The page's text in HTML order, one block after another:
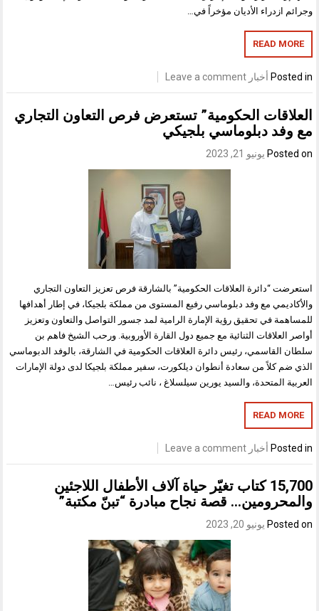
وجرائم ازدراء الأديان مؤخراً في…
READ MORE
Posted in أخبار Leave a comment
العلاقات الحكومية” تستعرض فرص التعاون التجاري
مع وفد دبلوماسي بلجيكي
Posted on يونيو 21, 2023
استعرضت “دائرة العلاقات الحكومية” بالشارقة فرص تعزيز التعاون التجاري
والأكاديمي مع وفد دبلوماسي رفيع المستوى من مملكة بلجيكا، في إطار أهدافها
للمساهمة في تحقيق رؤية الإمارة الرامية لمد جسور التواصل والتعاون وتعزيز
أواصر العلاقات الثنائية مع جميع دول القارة الأوروبية. ورحب الشيخ فاهم بن
سلطان القاسمي، رئيس دائرة العلاقات الحكومية في الشارقة، بالوفد الدبوماسي
الذي ضم كلاً من سعادة أنطوان ديلكورت، سفير مملكة بلجيكا لدى دولة الإمارات
العربية المتحدة، والسيد يورين سيلسلاغ ، نائب رئيس…
READ MORE
Posted in أخبار Leave a comment
15,700 كتاب تغيّر حياة آلاف الأطفال اللاجئين
والمحرومين… قصة نجاح مبادرة “تبنّ مكتبة”
Posted on يونيو 20, 2023